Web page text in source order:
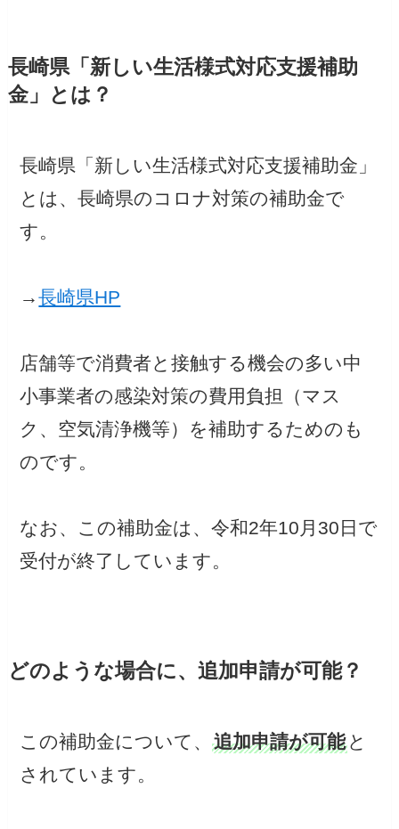
長崎県「新しい生活様式対応支援補助
金」とは？
長崎県「新しい生活様式対応支援補助金」
とは、長崎県のコロナ対策の補助金で
す。
→長崎県HP
店舗等で消費者と接触する機会の多い中
小事業者の感染対策の費用負担（マス
ク、空気清浄機等）を補助するためのも
のです。
なお、この補助金は、令和2年10月30日で
受付が終了しています。
どのような場合に、追加申請が可能？
この補助金について、追加申請が可能 と
されています。